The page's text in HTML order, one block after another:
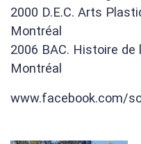
2000 D.E.C. Arts
Montréal
2006 BAC. Histoire de
Montréal
www.facebook.com/